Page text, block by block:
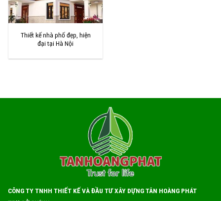
Thiết kế nhà phố đẹp, hiện
đại tại Hà Nội
CÔNG TY TNHH THIẾT KẾ VÀ ĐẦU TƯ XÂY DỰNG TÂN HOÀNG PHÁT